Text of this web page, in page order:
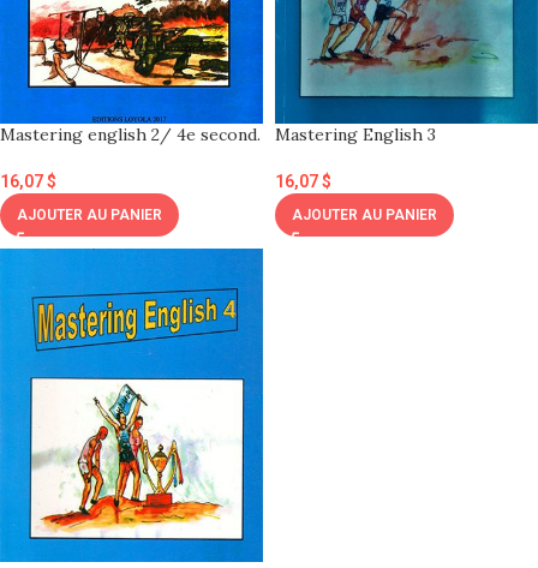
Mastering english 2/ 4e second.
16,07$
AJOUTER AU PANIER
Mastering English 3
16,07$
AJOUTER AU PANIER